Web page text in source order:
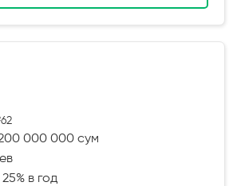
000 000 сум
в год